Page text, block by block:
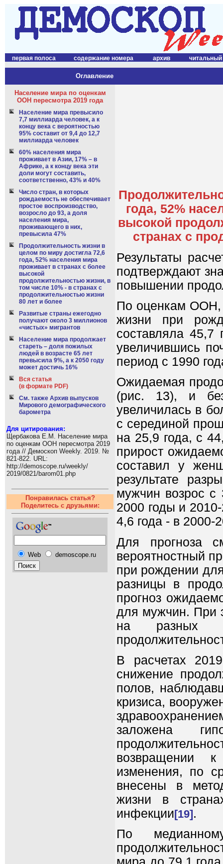
первая полоса содержание номера архив читальный
Оглавление
Население мира по оценкам
ООН пересмотра 2019 года
Население мира превысило
7,7 миллиарда человек, а к
концу века с вероятностью
95% составит от 9,4 до 12,7
миллиарда человек
60% населения мира
проживает в Азии, 17% – в
Африке, а к концу века эти
доли могут составить,
соответственно, 43% и 40%
Число стран, в которых
рождаемость не обеспечивает
простое воспроизводство,
возросло до 93, а доля
населения мира,
проживающего в них,
превысила 47%
Продолжительность жизни в
целом по миру достигла 72,6
года, 52% населения мира
проживает в странах с более
высокой
продолжительностью жизни, в
том числе 10% - в странах с
продолжительностью жизни
80 лет и более
Развитые страны ежегодно
получают около 3 миллионов
«чистых» мигрантов
Население мира продолжает
стареть – доля пожилых
людей в возрасте 65 лет
превысила 9%, а к 2050 году
может достичь 16%
Вся статья
(в формате PDF)
См. также Архив выпусков
Мирового демографического
барометра
Для цитирования:
Щербакова Е.М. Население мира
по оценкам ООН пересмотра 2019
года // Демоскоп Weekly. 2019. №
821-822. URL:
http://demoscope.ru/weekly/
2019/0821/barom01.php
Понравилась статья?
Поделитесь с друзьями:
Web demoscope.ru
года, 52%
высокой
странах с
Результаты
подтверждают
повышении
По оценкам ООН,
жизни при
составляла 45,7
увеличившись
период с 1990
Ожидаемая
(рис. 13), и
увеличилась в
с серединой
на 25,9 года, с
прирост
составил у
результате
мужчин возрос с
2000 годы и
4,6 года - в 2000-
Для прогноза
вероятностный
при рождении
разницы в
прогноз
для мужчин. При
на разных
В расчетах
снижение
полов,
кризиса,
заложена
возвращении к
изменения, по
внесены в
жизни в
инфекции[19].
По